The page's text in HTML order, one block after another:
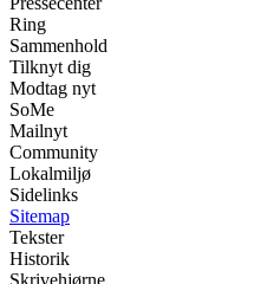
Ring
Sammenhold
Tilknyt dig
Modtag nyt
SoMe
Mailnyt
Community
Lokalmiljø
Sidelinks
Sitemap
Tekster
Historik